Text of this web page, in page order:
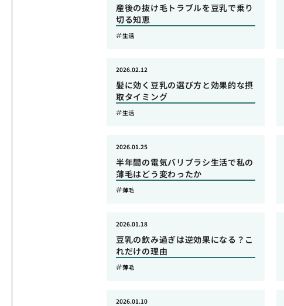
産後の抜け毛トラブルを豆乳で乗り
切る知恵
生活
髪に効く豆乳の選び方と効果的な摂
取タイミング
2026.02.12
生活
半年間の電気バリブラシ生活で私の
薄毛はどう変わったか
2026.01.25
薄毛
豆乳の飲み過ぎは逆効果になる？こ
れだけの理由
2026.01.18
薄毛
2026.01.10